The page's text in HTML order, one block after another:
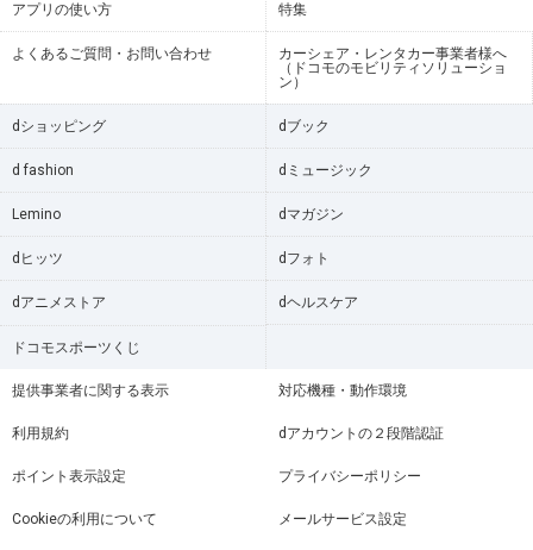
アプリの使い方 特集
よくあるご質問・お問い合わせ
カーシェア・レンタカー事業者様へ
（ドコモのモビリティソリューショ
ン）
dショッピング dブック
d fashion dミュージック
Lemino dマガジン
dヒッツ dフォト
dアニメストア dヘルスケア
ドコモスポーツくじ
提供事業者に関する表示 対応機種・動作環境
利用規約 dアカウントの２段階認証
ポイント表示設定 プライバシーポリシー
Cookieの利用について メールサービス設定